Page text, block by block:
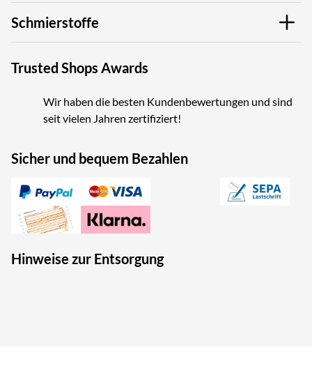
Schmierstoffe
Trusted Shops Awards
Wir haben die besten Kundenbewertungen und sind
seit vielen Jahren zertifiziert!
Sicher und bequem Bezahlen
Hinweise zur Entsorgung